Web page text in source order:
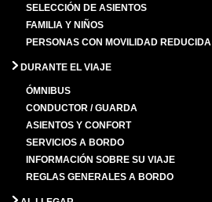
SELECCIÓN DE ASIENTOS
FAMILIA Y NIÑOS
PERSONAS CON MOVILIDAD REDUCIDA
DURANTE EL VIAJE
ÓMNIBUS
CONDUCTOR / GUARDA
ASIENTOS Y CONFORT
SERVICIOS A BORDO
INFORMACIÓN SOBRE SU VIAJE
REGLAS GENERALES A BORDO